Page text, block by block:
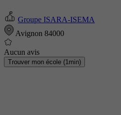
Groupe ISARA-ISEMA
Avignon 84000
Aucun avis
Trouver mon école (1min)